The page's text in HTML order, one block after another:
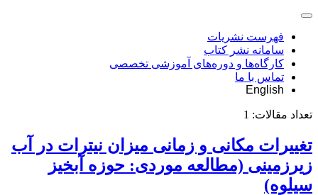
فهرست نشریات
سامانه نشر کتاب
کارگاه‌ها و دوره‌های آموزشی تخصصی
تماس با ما
English
تعداد مقالات: 1
تغییرات مکانی و زمانی میزان نیترات در آب
زیرزمینی (مطالعه موردی: حوزه آبخیز
سیلوه)